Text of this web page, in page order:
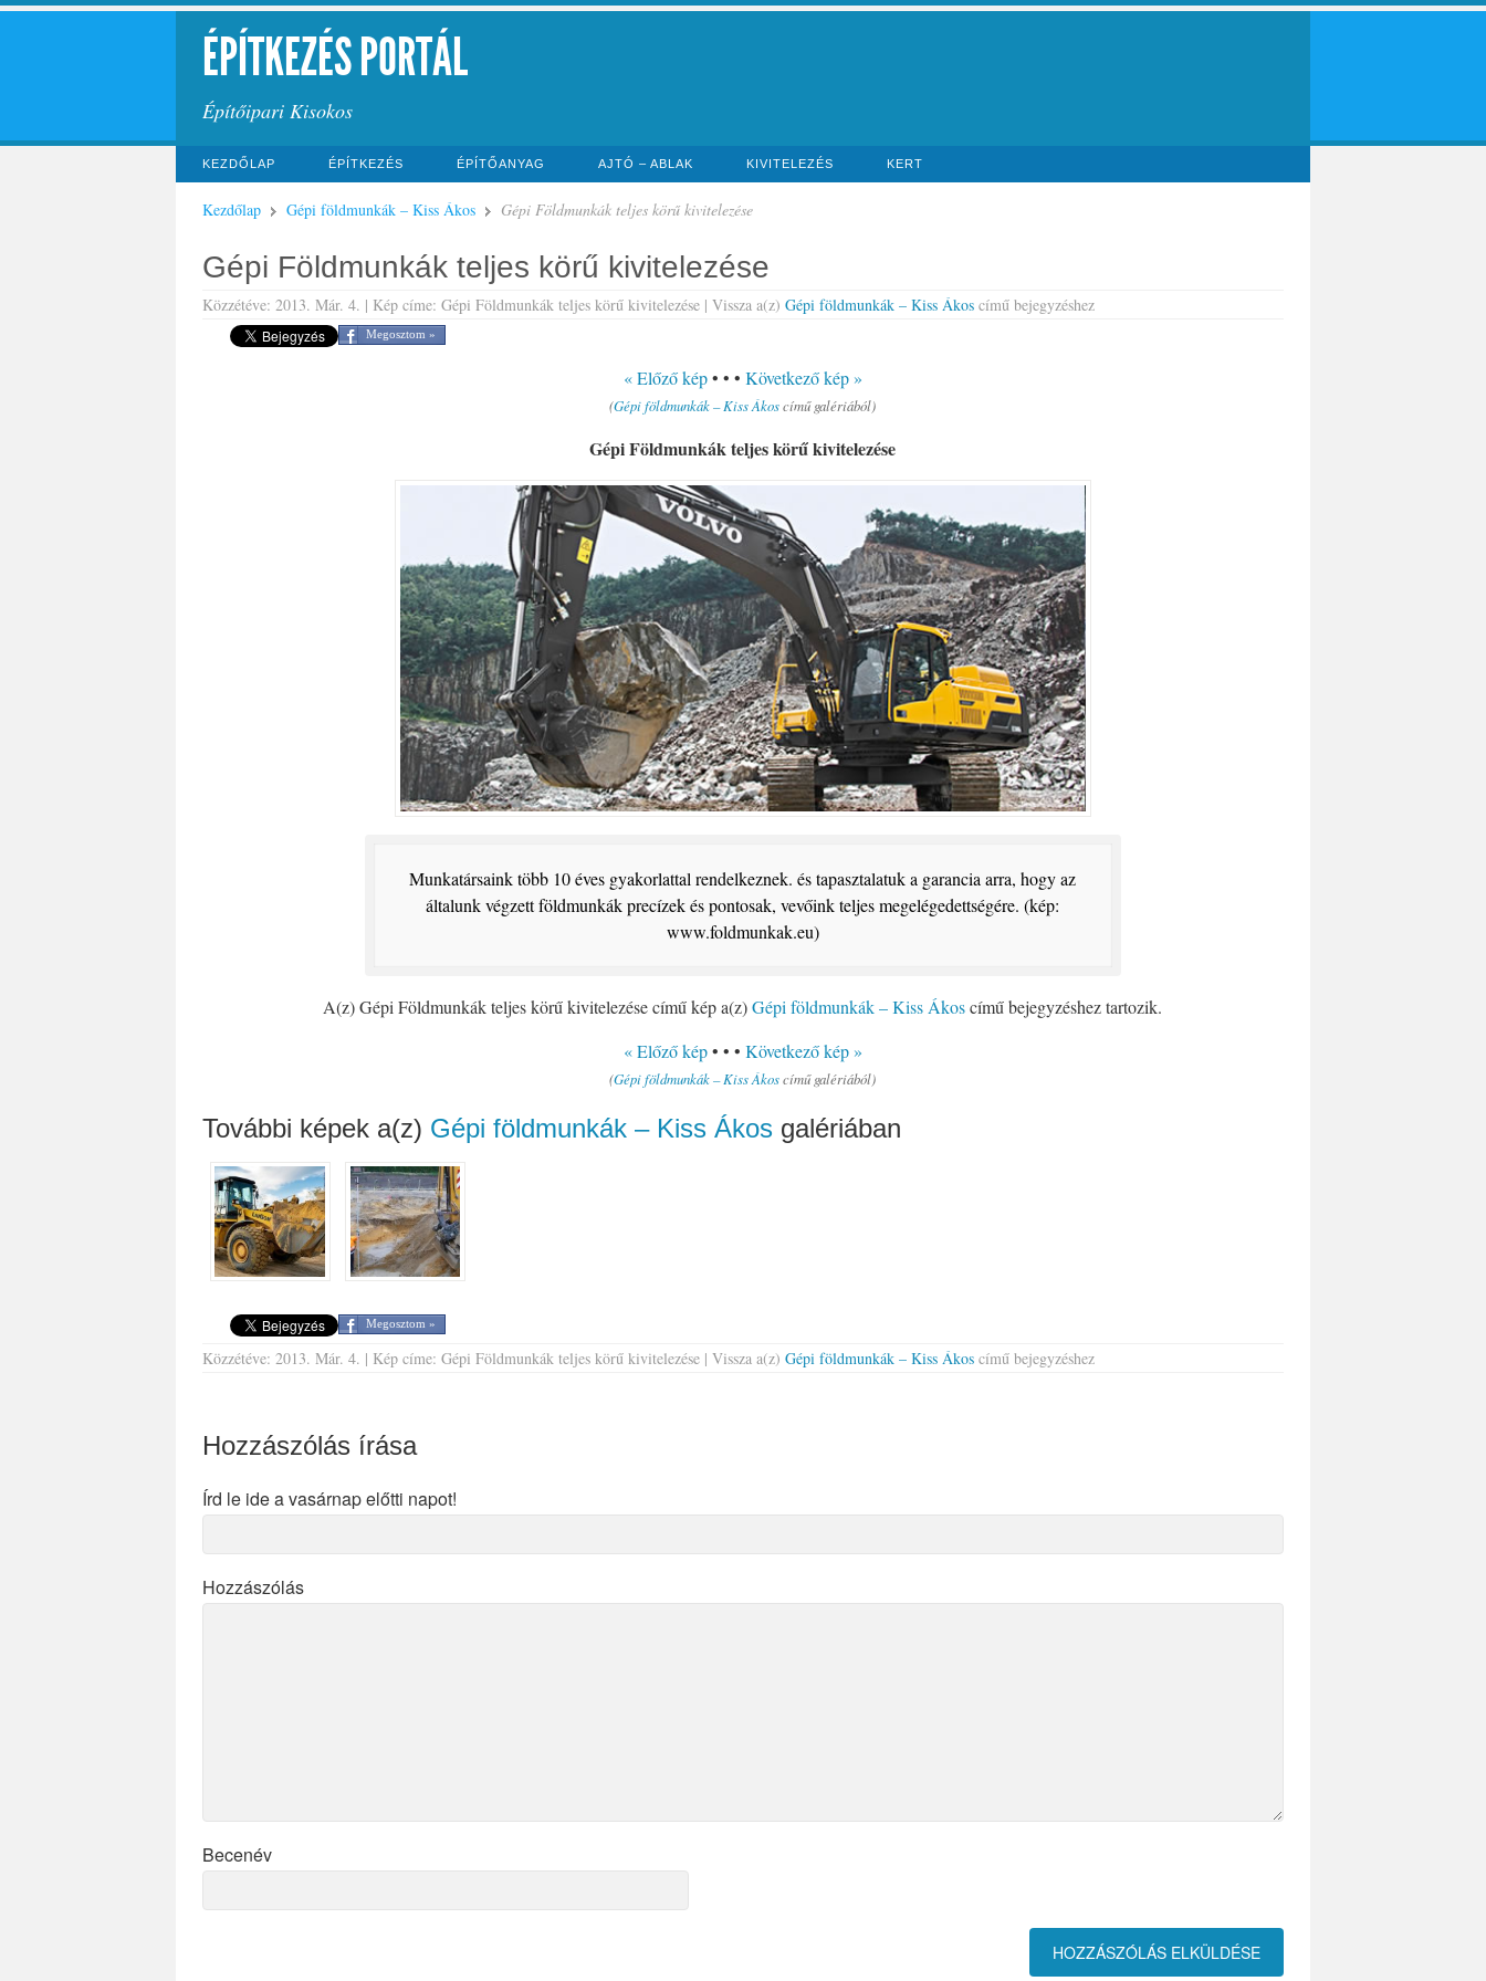
ÉPÍTKEZÉS PORTÁL
Építőipari Kisokos
KEZDŐLAP ÉPÍTKEZÉS ÉPÍTŐANYAG AJTÓ – ABLAK KIVITELEZÉS KERT
Kezdőlap Gépi földmunkák – Kiss Ákos Gépi Földmunkák teljes körű kivitelezése
Gépi Földmunkák teljes körű kivitelezése
Közzétéve: 2013. Már. 4. | Kép címe: Gépi Földmunkák teljes körű kivitelezése | Vissza a(z) Gépi földmunkák – Kiss Ákoscímű bejegyzéshez
Megosztom »
« Előző kép• • • Következő kép »
(Gépi földmunkák – Kiss Ákoscímű galériából)
Gépi Földmunkák teljes körű kivitelezése
Munkatársaink több 10 éves gyakorlattal rendelkeznek. és tapasztalatuk a garancia arra, hogy az
általunk végzett földmunkák precízek és pontosak, vevőink teljes megelégedettségére. (kép:
www.foldmunkak.eu)
A(z) Gépi Földmunkák teljes körű kivitelezése című kép a(z)Gépi földmunkák – Kiss Ákoscímű bejegyzéshez tartozik.
« Előző kép• • • Következő kép »
(Gépi földmunkák – Kiss Ákoscímű galériából)
További képek a(z) Gépi földmunkák – Kiss Ákosgalériában
Megosztom »
Közzétéve: 2013. Már. 4. | Kép címe: Gépi Földmunkák teljes körű kivitelezése | Vissza a(z) Gépi földmunkák – Kiss Ákoscímű bejegyzéshez
Hozzászólás írása
Írd le ide a vasárnap előtti napot!
Hozzászólás
Becenév